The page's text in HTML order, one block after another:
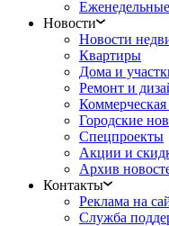
Новости
Новости
Квартиры
Дома и
Ремонт и
Городские
Спецпроекты
Акции и
Архив
Контакты
Реклама на
Служба